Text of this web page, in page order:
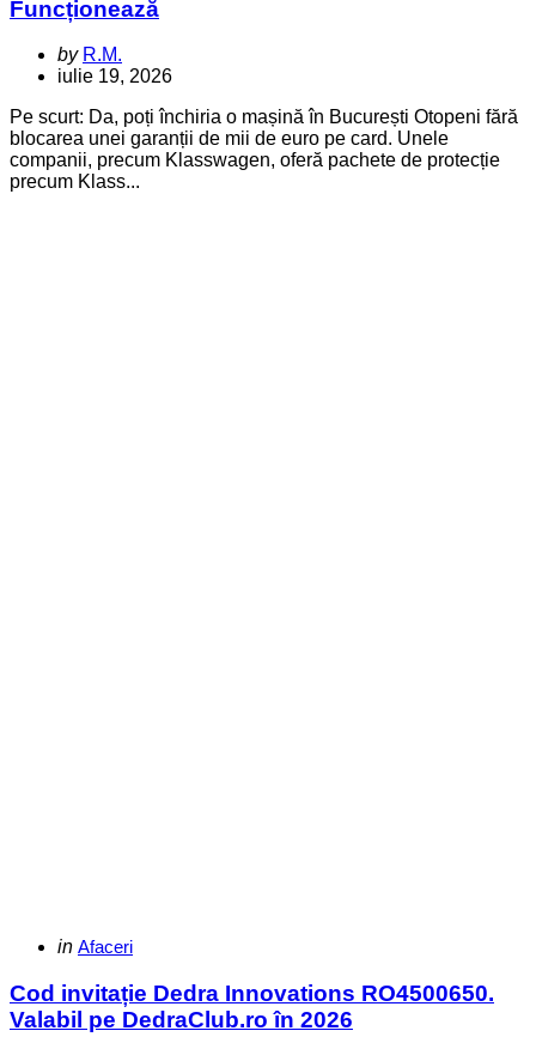
Funcționează
Posted
by
by R.M.
iulie 19, 2026
Pe scurt: Da, poți închiria o mașină în București Otopeni fără
blocarea unei garanții de mii de euro pe card. Unele
companii, precum Klasswagen, oferă pachete de protecție
precum Klass...
Categories
Posted
in Afaceri
Cod invitație Dedra Innovations RO4500650.
Valabil pe DedraClub.ro în 2026